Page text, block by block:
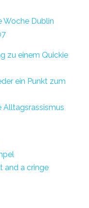
Woche Dublin
zu einem Quickie
ein Punkt zum
Alltagsrassismus
and a cringe